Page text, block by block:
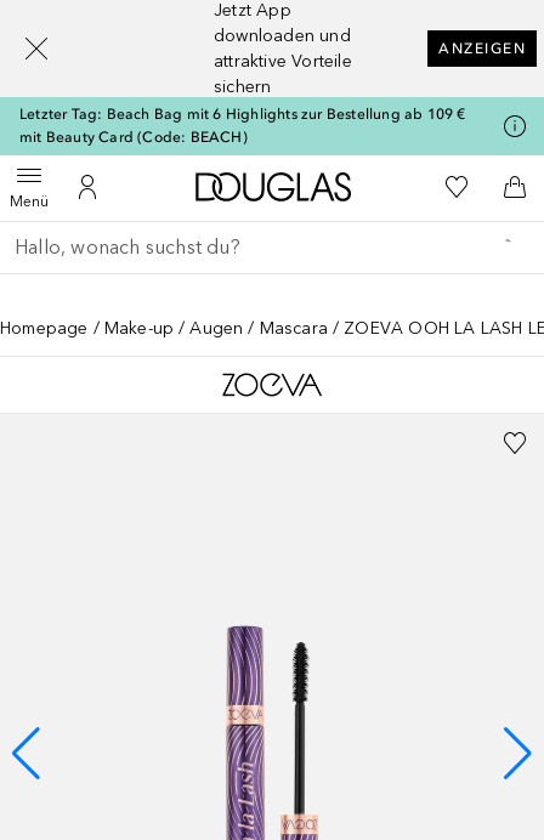
Jetzt App
downloaden und
attraktive Vorteile
sichern
ANZEIGEN
Letzter Tag: Beach Bag mit 6 Highlights zur Bestellung ab 109 €
mit Beauty Card (Code: BEACH)
MenüMenü öffnenZu Meinem Kundenkonto
Zur Douglas Startseite
Zu Meiner
Gehe zurück
Suche ausführen
Homepage Make-up Augen Mascara ZOEVA OOH LA LASH
[navigation.slideout.screenreader]